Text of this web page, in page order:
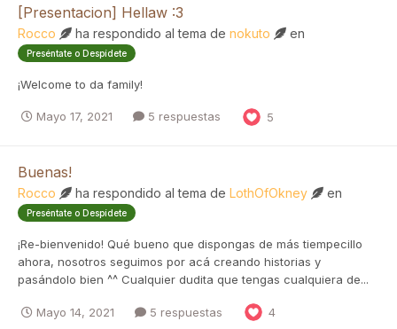
[Presentacion] Hellaw :3
Rocco ha respondido al tema de nokuto en
Preséntate o Despídete
¡Welcome to da family!
Mayo 17, 2021 5 respuestas 5
Buenas!
Rocco ha respondido al tema de LothOfOkney en
Preséntate o Despídete
¡Re-bienvenido! Qué bueno que dispongas de más tiempecillo
ahora, nosotros seguimos por acá creando historias y
pasándolo bien ^^ Cualquier dudita que tengas cualquiera de...
Mayo 14, 2021 5 respuestas 4